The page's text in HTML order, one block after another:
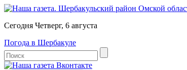
Сегодня Четверг, 6 августа
Погода в Шербакуле